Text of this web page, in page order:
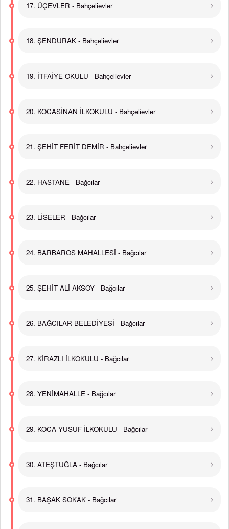
17. ÜÇEVLER - Bahçelievler
18. ŞENDURAK - Bahçelievler
19. İTFAİYE OKULU - Bahçelievler
20. KOCASİNAN İLKOKULU - Bahçelievler
21. ŞEHİT FERİT DEMİR - Bahçelievler
22. HASTANE - Bağcılar
23. LİSELER - Bağcılar
24. BARBAROS MAHALLESİ - Bağcılar
25. ŞEHİT ALİ AKSOY - Bağcılar
26. BAĞCILAR BELEDİYESİ - Bağcılar
27. KİRAZLI İLKOKULU - Bağcılar
28. YENİMAHALLE - Bağcılar
29. KOCA YUSUF İLKOKULU - Bağcılar
30. ATEŞTUĞLA - Bağcılar
31. BAŞAK SOKAK - Bağcılar